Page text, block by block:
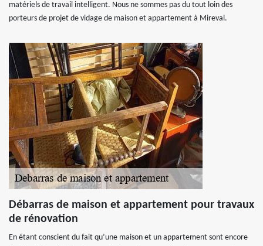
matériels de travail intelligent. Nous ne sommes pas du tout loin des
porteurs de projet de vidage de maison et appartement à Mireval.
Débarras de maison et appartement pour travaux
de rénovation
En étant conscient du fait qu’une maison et un appartement sont encore